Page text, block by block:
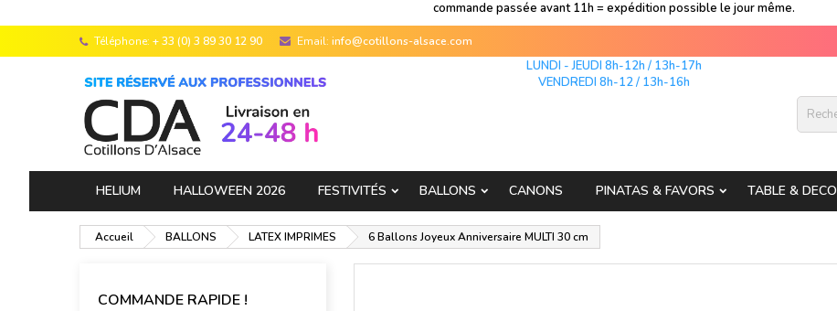
commande passée avant 11h = expédition possible le jour même.
Téléphone: + 33 (0) 3 89 30 12 90 Email: info@cotillons-alsace.com
LUNDI - JEUDI 8h-12h / 13h-17h
VENDREDI 8h-12 / 13h-16h
HELIUM HALLOWEEN 2026 FESTIVITÉS BALLONS CANONS PINATAS & FAVORS TABLE & DECO
Accueil BALLONS LATEX IMPRIMES 6 Ballons Joyeux Anniversaire MULTI 30 cm
COMMANDE RAPIDE !